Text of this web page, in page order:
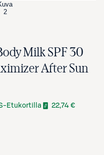
2
Milk SPF 30
After Sun
Etukortilla 22,74 €